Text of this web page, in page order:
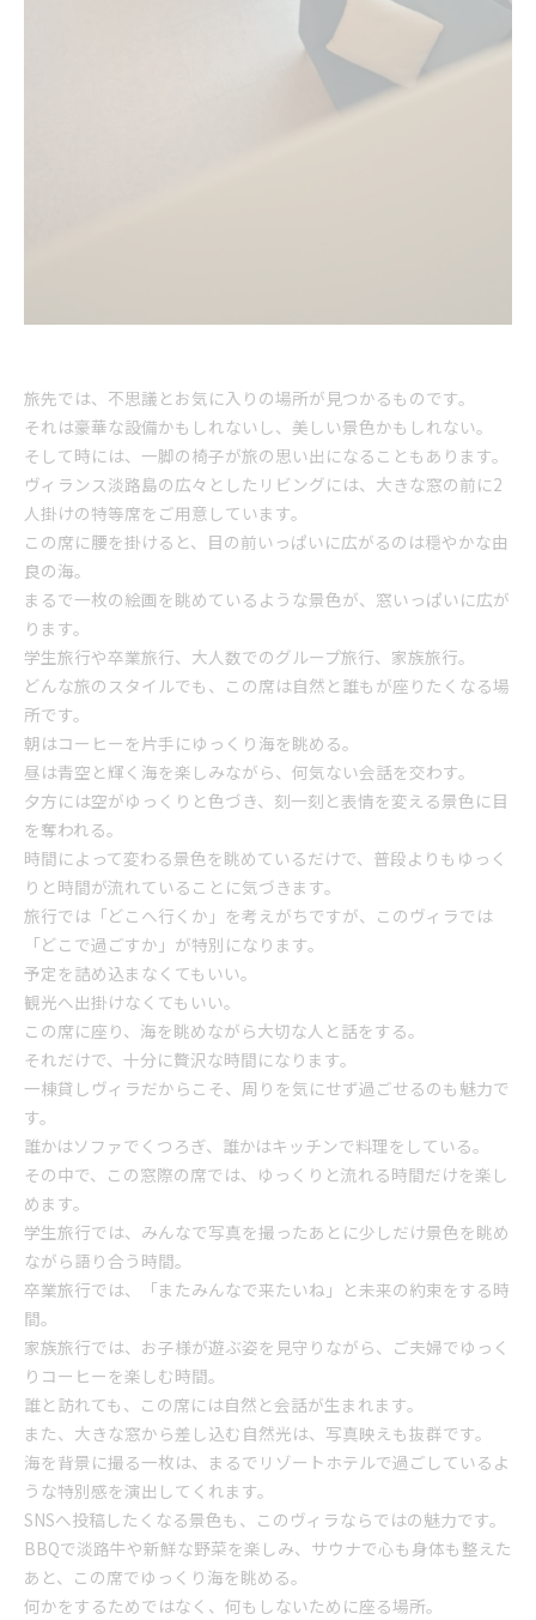
旅先では、不思議とお気に入りの場所が見つかるものです。
それは豪華な設備かもしれないし、美しい景色かもしれない。
そして時には、一脚の椅子が旅の思い出になることもあります。
ヴィランス淡路島の広々としたリビングには、大きな窓の前に2
人掛けの特等席をご用意しています。
この席に腰を掛けると、目の前いっぱいに広がるのは穏やかな由
良の海。
まるで一枚の絵画を眺めているような景色が、窓いっぱいに広が
ります。
学生旅行や卒業旅行、大人数でのグループ旅行、家族旅行。
どんな旅のスタイルでも、この席は自然と誰もが座りたくなる場
所です。
朝はコーヒーを片手にゆっくり海を眺める。
昼は青空と輝く海を楽しみながら、何気ない会話を交わす。
夕方には空がゆっくりと色づき、刻一刻と表情を変える景色に目
を奪われる。
時間によって変わる景色を眺めているだけで、普段よりもゆっく
りと時間が流れていることに気づきます。
旅行では「どこへ行くか」を考えがちですが、このヴィラでは
「どこで過ごすか」が特別になります。
予定を詰め込まなくてもいい。
観光へ出掛けなくてもいい。
この席に座り、海を眺めながら大切な人と話をする。
それだけで、十分に贅沢な時間になります。
一棟貸しヴィラだからこそ、周りを気にせず過ごせるのも魅力で
す。
誰かはソファでくつろぎ、誰かはキッチンで料理をしている。
その中で、この窓際の席では、ゆっくりと流れる時間だけを楽し
めます。
学生旅行では、みんなで写真を撮ったあとに少しだけ景色を眺め
ながら語り合う時間。
卒業旅行では、「またみんなで来たいね」と未来の約束をする時
間。
家族旅行では、お子様が遊ぶ姿を見守りながら、ご夫婦でゆっく
りコーヒーを楽しむ時間。
誰と訪れても、この席には自然と会話が生まれます。
また、大きな窓から差し込む自然光は、写真映えも抜群です。
海を背景に撮る一枚は、まるでリゾートホテルで過ごしているよ
うな特別感を演出してくれます。
SNSへ投稿したくなる景色も、このヴィラならではの魅力です。
BBQで淡路牛や新鮮な野菜を楽しみ、サウナで心も身体も整えた
あと、この席でゆっくり海を眺める。
何かをするためではなく、何もしないために座る場所。